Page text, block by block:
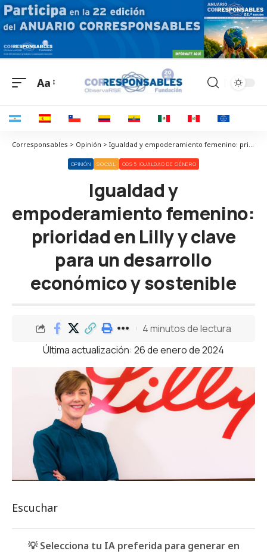
Aa
Corresponsables > Opinión > Igualdad y empoderamiento femenino: prioridad en Lilly y clave para un desarrollo económico y sostenible
OPINIÓN SOCIAL ODS 5 IGUALDAD DE GÉNERO
Igualdad y
empoderamiento femenino:
prioridad en Lilly y clave
para un desarrollo
económico y sostenible
Última actualización: 26 de enero de 2024
4 minutos de lectura
Escuchar
💡 Selecciona tu IA preferida para generar en